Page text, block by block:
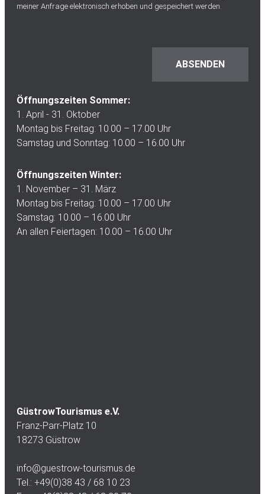
meiner Anfrage elektronisch erhoben und gespeichert werden.
Öffnungszeiten Sommer:
1. April - 31. Oktober
Montag bis Freitag: 10.00 – 17.00 Uhr
Samstag und Sonntag: 10.00 – 16.00 Uhr
Öffnungszeiten Winter:
1. November – 31. März
Montag bis Freitag: 10.00 – 17.00 Uhr
Samstag: 10.00 – 16.00 Uhr
An allen Feiertagen: 10.00 – 16.00 Uhr
GüstrowTourismus e.V.
Franz-Parr-Platz 10
18273 Güstrow
info@guestrow-tourismus.de
Tel.: +49(0)38 43 / 68 10 23